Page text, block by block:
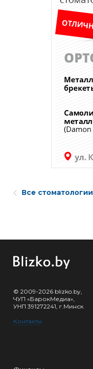
Все стоматологии
© 2009-2026 blizko.by,
ЧУП «БарокМедиа»,
УНП 391272241, г.Минск
Контакты